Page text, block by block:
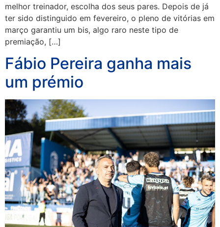
melhor treinador, escolha dos seus pares. Depois de já
ter sido distinguido em fevereiro, o pleno de vitórias em
março garantiu um bis, algo raro neste tipo de
premiação, […]
Fábio Pereira ganha mais
um prémio